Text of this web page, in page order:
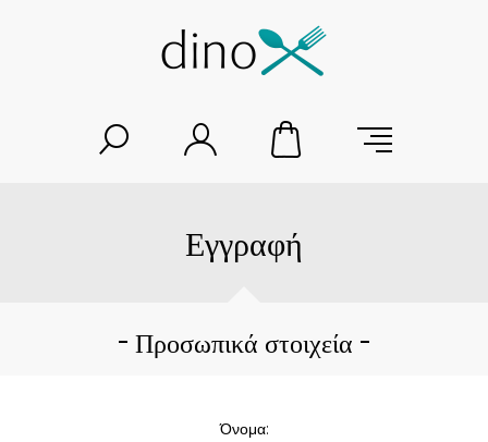
Εγγραφή
Προσωπικά στοιχεία
Όνομα: